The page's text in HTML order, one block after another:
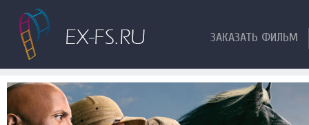
ЗАКАЗАТЬ ФИЛЬМ